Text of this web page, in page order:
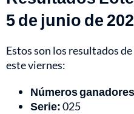
5 de junio de
Estos son los resultados
este viernes:
Números
Serie:025